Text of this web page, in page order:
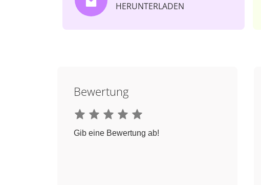
HERUNTERLADEN
Bewertung
Gib eine Bewertung ab!